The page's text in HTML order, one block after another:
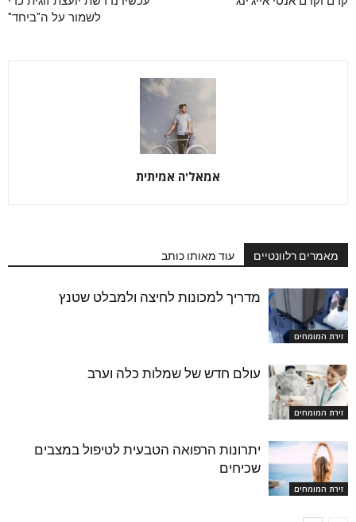
לשמור על ה"ביחד"
אמאל'ה אמיתית
מאמרים רלוונטיים עוד מאותו כותב
זירת המומחים
מדריך למכונות לחיצה ולמבלט שטנץ
זירת המומחים
עולם חדש של שמלות כלה וערב
זירת המומחים
יתרונות הרפואה הטבעית לטיפול במצבים
שכיחים